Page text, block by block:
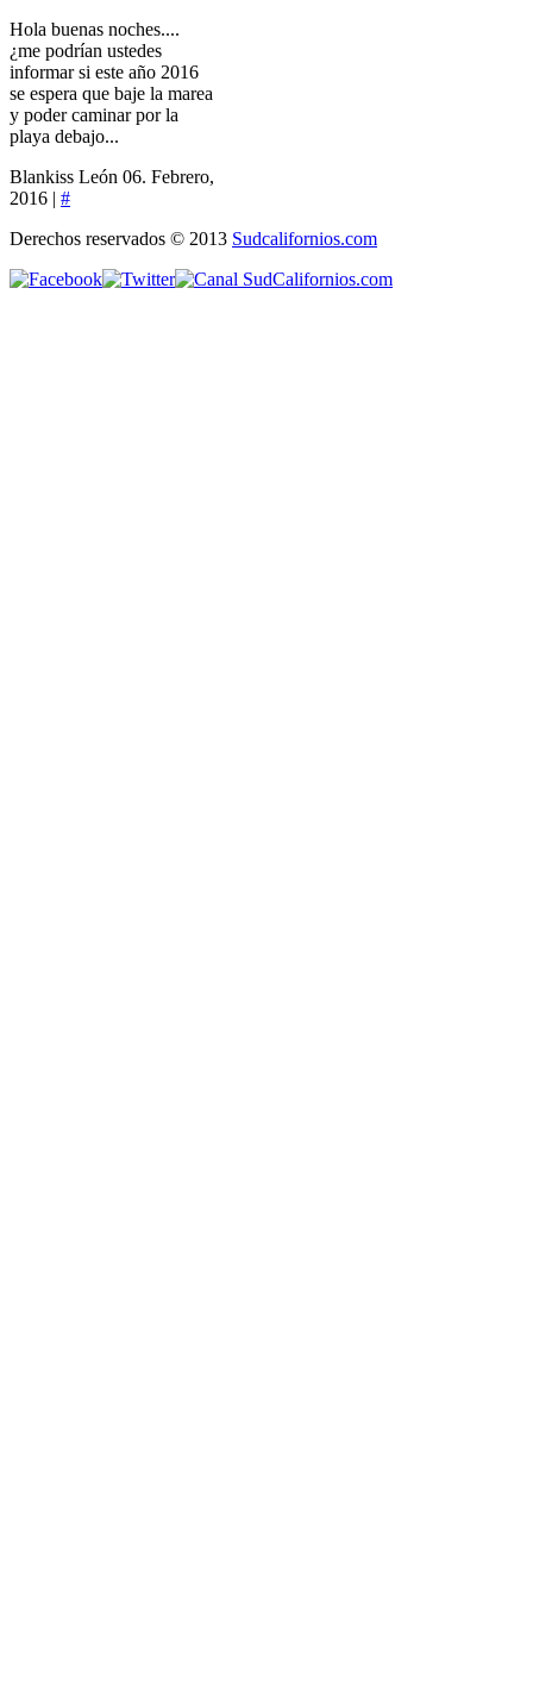
Hola buenas noches....
¿me podrían ustedes
informar si este año 2016
se espera que baje la marea
y poder caminar por la
playa debajo...
Blankiss León 06. Febrero,
2016 | #
Derechos reservados © 2013 Sudcalifornios.com